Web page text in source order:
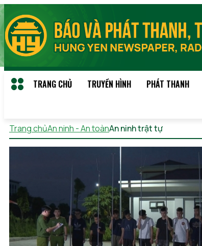
TRANG CHỦ TRUYỀN HÌNH PHÁT THANH
Trang chủAn ninh - An toànAn ninh trật tự